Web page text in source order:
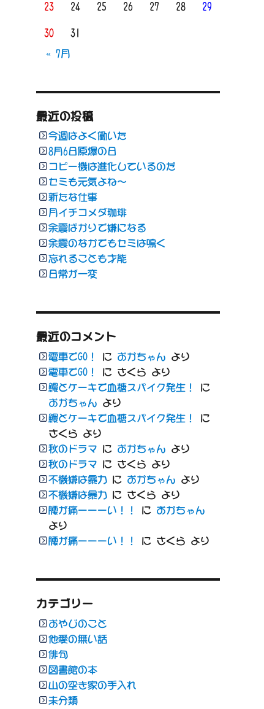
23 24 25 26 27 28 29
30 31
« 7月
最近の投稿
今週はよく働いた
8月6日原爆の日
コピー機は進化しているのだ
セミも元気よね〜
新たな仕事
月イチコメダ珈琲
余震ばかりで嫌になる
余震のなかでもセミは鳴く
忘れることも才能
日常が一変
最近のコメント
電車でGO！ に おかちゃん より
電車でGO！
に さくら より
鰻とケーキで血糖スパイク発生！
に
おかちゃん より
鰻とケーキで血糖スパイク発生！
に
さくら より
秋のドラマ に おかちゃん より
秋のドラマ に さくら より
不機嫌は暴力 に おかちゃん より
不機嫌は暴力 に さくら より
腰が痛ーーーい！！
に おかちゃん
より
腰が痛ーーーい！！
に さくら より
カテゴリー
おやじのこと
他愛の無い話
俳句
図書館の本
山の空き家の手入れ
未分類